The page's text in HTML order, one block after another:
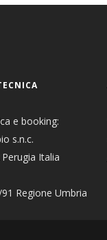
e booking:
s.n.c.
Italia
Regione Umbria